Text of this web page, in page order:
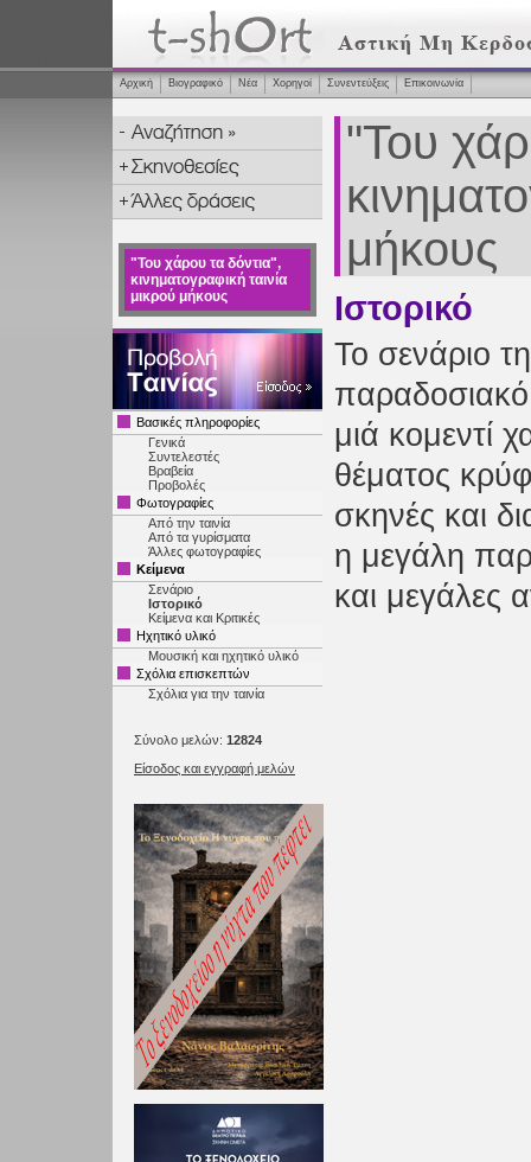
Αρχική Βιογραφικό Νέα Χορηγοί Συνεντεύξεις Επικοινωνία
"Του χάρου τα δόντια",
κινηματογραφική ταινία
μικρού μήκους
Βασικές πληροφορίες
Γενικά
Συντελεστές
Βραβεία
Προβολές
Φωτογραφίες
Από την ταινία
Από τα γυρίσματα
Άλλες φωτογραφίες
Κείμενα
Σενάριο
Ιστορικό
Κείμενα και Κριτικές
Ηχητικό υλικό
Μουσική και ηχητικό υλικό
Σχόλια επισκεπτών
Σχόλια για την ταινία
Σύνολο μελών: 12824
Είσοδος και εγγραφή μελών
"Του
μήκους
Ιστορικό
Το σενάριο
παραδοσιακό
μιά κομεντί
θέματος
σκηνές και
η μεγάλη
και μεγάλες